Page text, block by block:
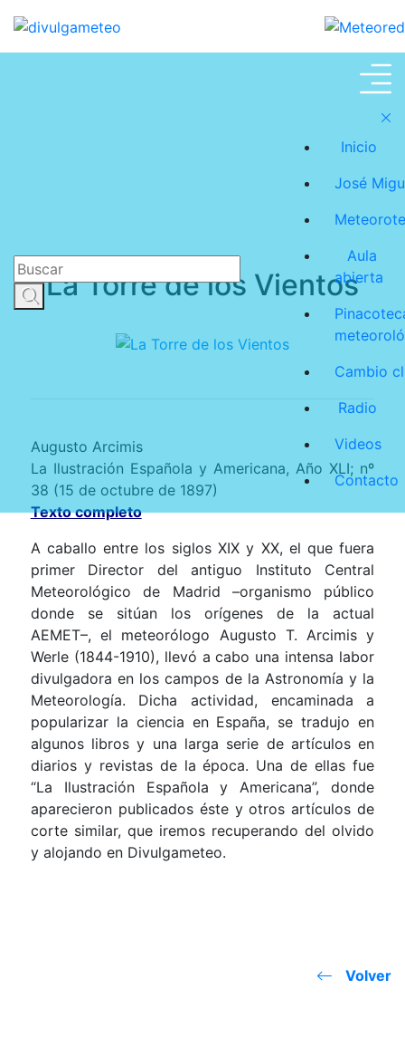
Inicio
José
Aula
abierta
Cambio
Radio
Videos
Contacto
Meteoroteca
La Torre de los Vientos
Augusto Arcimis
La Ilustración Española y Americana, Año XLI; nº
38 (15 de octubre de 1897)
Texto completo
A caballo entre los siglos XIX y XX, el que fuera
primer Director del antiguo Instituto Central
Meteorológico de Madrid –organismo público
donde se sitúan los orígenes de la actual
AEMET–, el meteorólogo Augusto T. Arcimis y
Werle (1844-1910), llevó a cabo una intensa labor
divulgadora en los campos de la Astronomía y la
Meteorología. Dicha actividad, encaminada a
popularizar la ciencia en España, se tradujo en
algunos libros y una larga serie de artículos en
diarios y revistas de la época. Una de ellas fue
“La IlustraciónEspañola y Americana”, donde
aparecieron publicados éste y otros artículos de
corte similar, que iremos recuperando del olvido
y alojando en Divulgameteo.
Volver